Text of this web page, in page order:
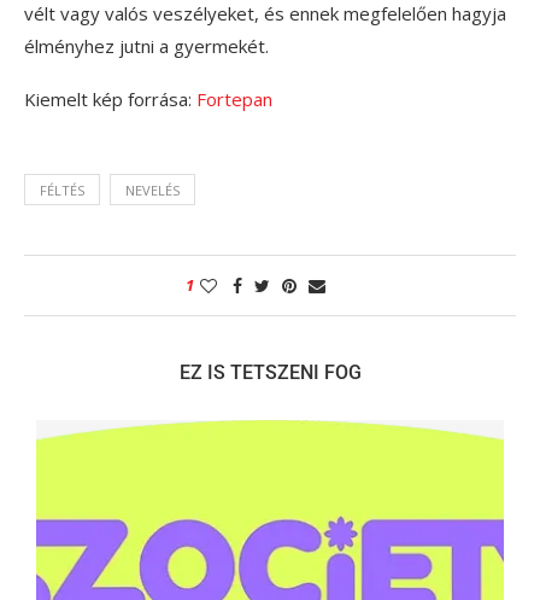
vélt vagy valós veszélyeket, és ennek megfelelően hagyja
élményhez jutni a gyermekét.
Kiemelt kép forrása: Fortepan
FÉLTÉS NEVELÉS
1
EZ IS TETSZENI FOG